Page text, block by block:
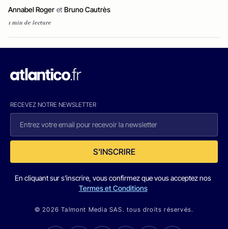
Annabel Roger et Bruno Cautrès
1 min de lecture
RECEVEZ NOTRE NEWSLETTER
S'INSCRIRE
En cliquant sur s'inscrire, vous confirmez que vous acceptez nos
Termes et Conditions
© 2026 Talmont Media SAS. tous droits réservés.